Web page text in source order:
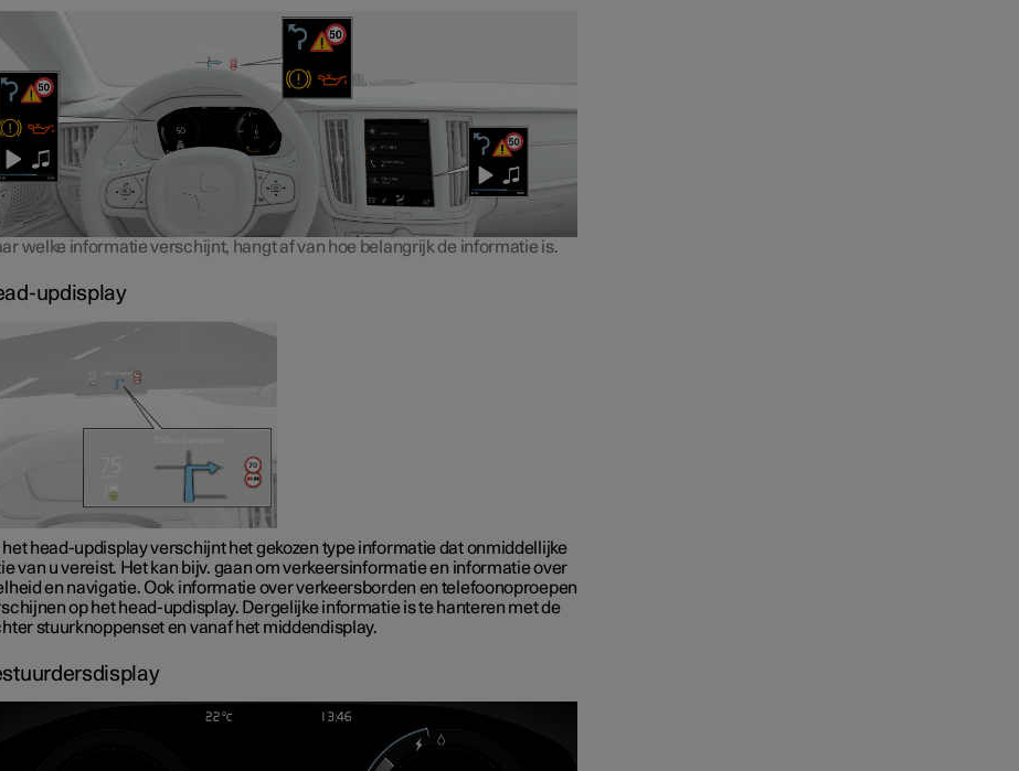
welke informatie verschijnt, hangt af van hoe belangrijk de informatie is.
updisplay
het head-updisplay verschijnt het gekozen type informatie dat onmiddellijke
van u vereist. Het kan bijv. gaan om verkeersinformatie en informatie over
en navigatie. Ook informatie over verkeersborden en telefoonoproepen
op het head-updisplay. Dergelijke informatie is te hanteren met de
stuurknoppenset en vanaf het middendisplay.